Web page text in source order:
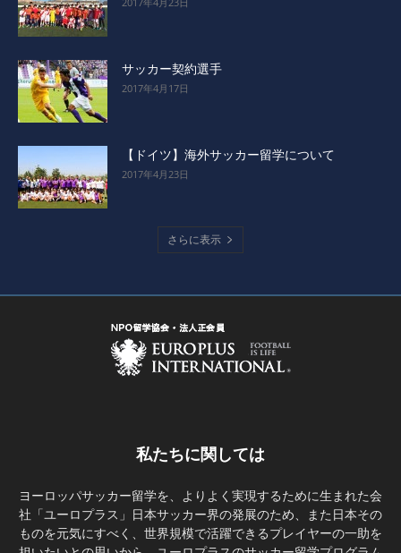
サッカー契約選手
2017年4月17日
【ドイツ】海外サッカー留学について
2017年4月23日
さらに表示
私たちに関しては
ヨーロッパサッカー留学を、よりよく実現するために生まれた会
社「ユーロプラス」日本サッカー界の発展のため、また日本その
ものを元気にすべく、世界規模で活躍できるプレイヤーの一助を